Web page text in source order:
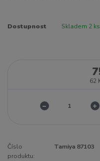
Dostupnost Skladem 2 ks
62
Číslo
produktu:
Tamiya 87103